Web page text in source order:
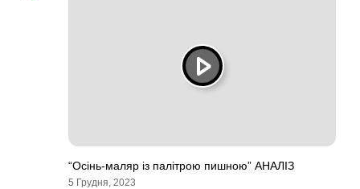
“Осінь-маляр із палітрою пишною” АНАЛІЗ
5 Грудня, 2023